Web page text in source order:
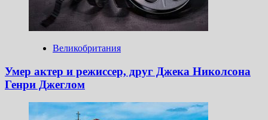
Великобритания
Умер актер и режиссер, друг Джека Николсона
Генри Джеглом